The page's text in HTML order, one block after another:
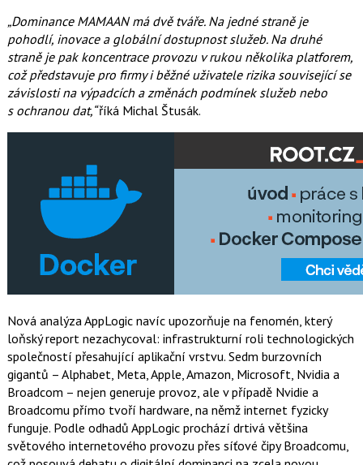
„Dominance MAMAAN má dvě tváře. Na jedné straně je
pohodlí, inovace a globální dostupnost služeb. Na druhé
straně je pak koncentrace provozu v rukou několika platforem,
což představuje pro firmy i běžné uživatele rizika související se
závislosti na výpadcích a změnách podmínek služeb nebo
s ochranou dat,“říká Michal Štusák.
Nová analýza AppLogic navíc upozorňuje na fenomén, který
loňský report nezachycoval: infrastrukturní roli technologických
společností přesahující aplikační vrstvu. Sedm burzovních
gigantů – Alphabet, Meta, Apple, Amazon, Microsoft, Nvidia a
Broadcom – nejen generuje provoz, ale v případě Nvidie a
Broadcomu přímo tvoří hardware, na němž internet fyzicky
funguje. Podle odhadů AppLogic prochází drtivá většina
světového internetového provozu přes síťové čipy Broadcomu,